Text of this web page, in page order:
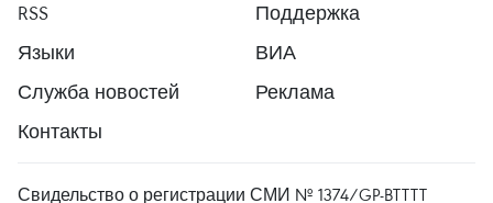
RSS
Поддержка
Языки
ВИА
Служба новостей
Реклама
Контакты
Свидельство о регистрации СМИ № 1374/GP-BTTTT